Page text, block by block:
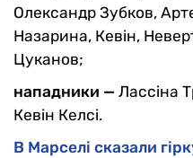
Олександр Зубков,
Назарина, Кевін,
Цуканов;
нападники — Лассіна
Кевін Келсі.
В Марселі сказали